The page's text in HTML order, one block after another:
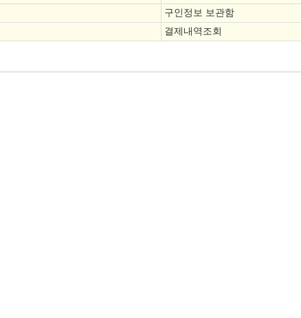
구인정보 보관함
결제내역조회